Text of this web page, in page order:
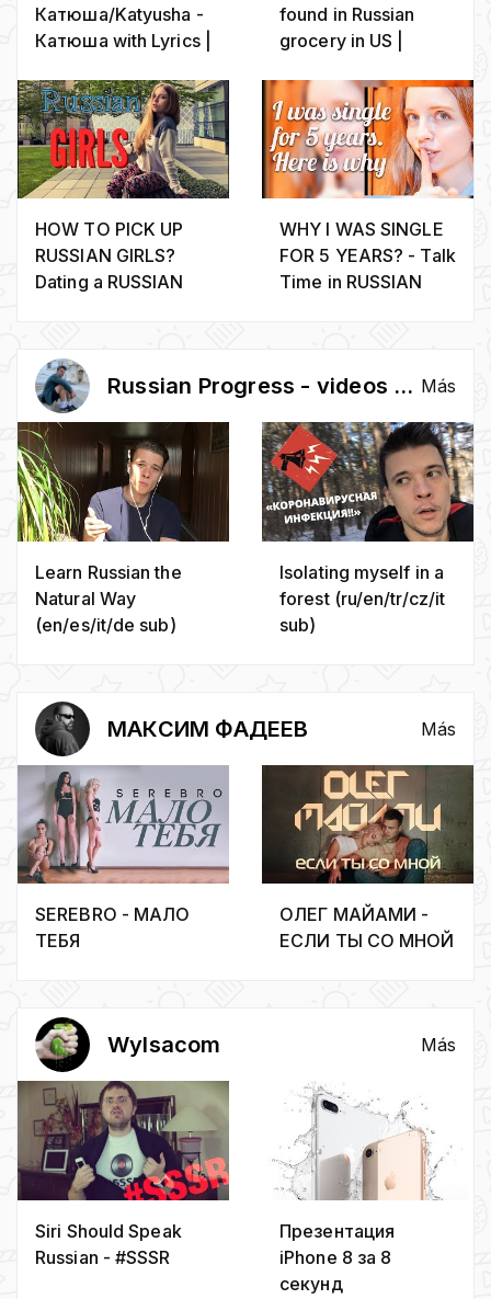
Катюша/Katyusha -
Катюша with Lyrics |
found in Russian
grocery in US |
Level | ENG CC
HOW TO PICK UP
RUSSIAN GIRLS?
Dating a RUSSIAN
WHY I WAS SINGLE
FOR 5 YEARS? - Talk
Time in RUSSIAN
Russian Progress - videos w/ subs to learn Russian Más
Learn Russian the
Natural Way
(en/es/it/de sub)
Isolating myself in a
forest (ru/en/tr/cz/it
sub)
МАКСИМ ФАДЕЕВ Más
SEREBRO - МАЛО
ТЕБЯ
ОЛЕГ МАЙАМИ -
ЕСЛИ ТЫ СО МНОЙ
Wylsacom Más
Siri Should Speak
Russian - #SSSR
Презентация
iPhone 8 за 8
секунд